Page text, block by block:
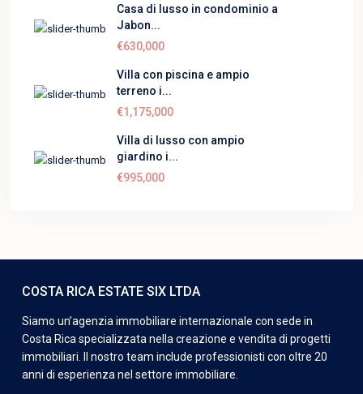
Casa di lusso in condominio a
Jabon...
€630,000
Villa con piscina e ampio
terreno i...
€1,175,000
Villa di lusso con ampio
giardino i...
€995,000
COSTA RICA ESTATE SIX LTDA
Siamo un’agenzia immobiliare internazionale con sede in
Costa Rica specializzata nella creazione e vendita di progetti
immobiliari. Il nostro team include professionisti con oltre 20
anni di esperienza nel settore immobiliare.